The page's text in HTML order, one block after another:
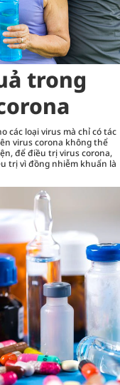
trong
các loại virus mà chỉ có tác
virus corona không thể
để điều trị virus corona,
trị vì đồng nhiễm khuẩn là